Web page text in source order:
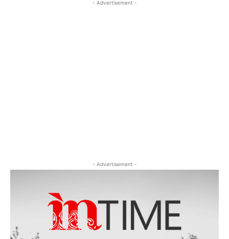
- Advertisement -
- Advertisement -